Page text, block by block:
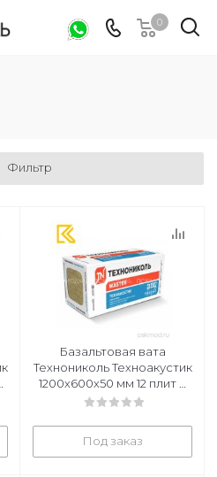
0
Фильтр
Базальтовая вата
Технониколь Техноакустик
1200х600х50 мм 12 плит в
уп
Под заказ